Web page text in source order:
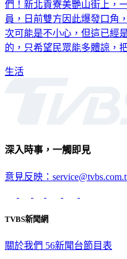
們！新北貢寮美艷山街上，
員，日前雙方因此爆發口角
次可能是不小心，但這已經
的，只希望民眾能多體諒，
生活
深入時事，一觸即見
意見反映：
TVBS新聞網
關於我們 56新聞台節目表